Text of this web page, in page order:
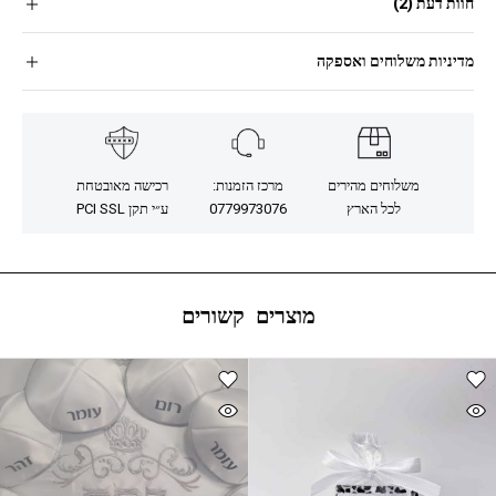
חוות דעת (2)
מדיניות משלוחים ואספקה
משלוחים מהירים
לכל הארץ
מרכז הזמנות:
0779973076
רכישה מאובטחת
ע״י תקן PCI SSL
מוצרים קשורים